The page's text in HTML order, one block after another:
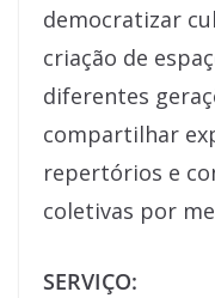
democratizar
criação de
diferentes
compartilhar
repertórios e
coletivas por
SERVIÇO: